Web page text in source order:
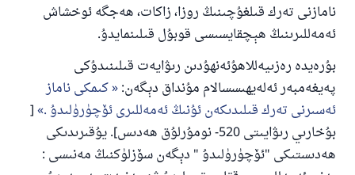
نامازنى تەرك قىلغۇچىنىڭ روزا، زاكات، ھەجگە ئوخشاش
ئەمەللىرىنىڭ ھېچقايسىسى قوبۇل قىلىنمايدۇ.
بۇرەيدە رەزىيەللاھۇئەنھۇدىن رىۋايەت قىلىنىدۇكى
پەيغەمبەر ئەلەيھىسسالام مۇنداق دېگەن: كىمكى ناماز
ئەسىرنى تەرك قىلىدىكەن ئۇنىڭ ئەمەللىرى ئۆچۈرۈلىدۇ . [
بۇخارىي رىۋايىتى 520- نومۇرلۇق ھەدىس]. يۇقىرىدىكى
ھەدىستىكى "ئۆچۈرۈلىدۇ " دېگەن سۆزلۈكنىڭ مەنىسى :